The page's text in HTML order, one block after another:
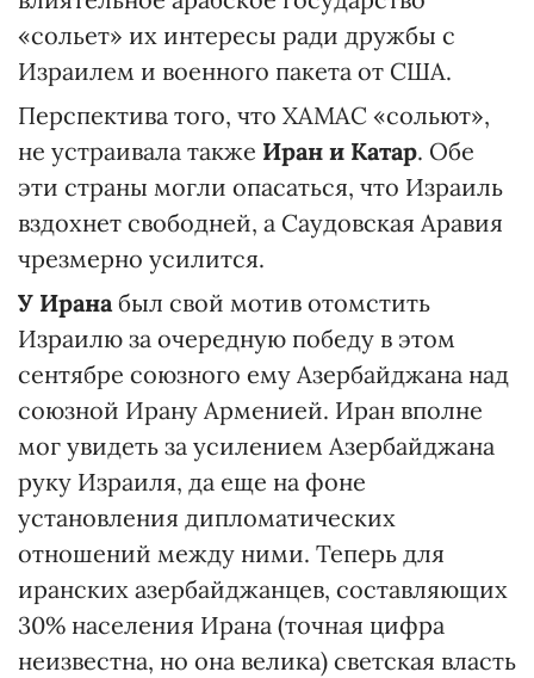
«сольет» их интересы ради дружбы с
Израилем и военного пакета от США.
Перспектива того, что ХАМАС «сольют»,
не устраивала также Иран и Катар. Обе
эти страны могли опасаться, что Израиль
вздохнет свободней, а Саудовская Аравия
чрезмерно усилится.
У Иранабыл свой мотив отомстить
Израилю за очередную победу в этом
сентябре союзного ему Азербайджана над
союзной Ирану Арменией. Иран вполне
мог увидеть за усилением Азербайджана
руку Израиля, да еще на фоне
установления дипломатических
отношений между ними. Теперь для
иранских азербайджанцев, составляющих
30% населения Ирана (точная цифра
неизвестна, но она велика) светская власть